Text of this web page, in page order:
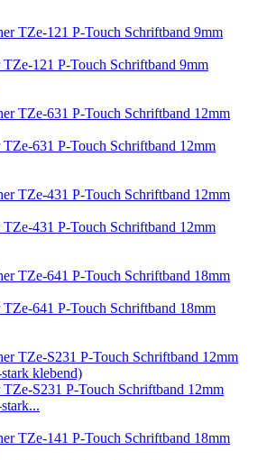
121 P-Touch Schriftband 9mm
631 P-Touch Schriftband 12mm
431 P-Touch Schriftband 12mm
641 P-Touch Schriftband 18mm
S231 P-Touch Schriftband 12mm